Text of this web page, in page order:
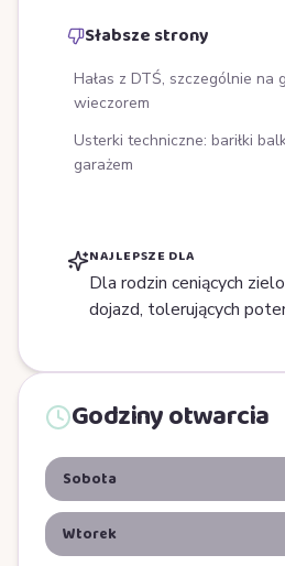
Słabsze strony
Hałas z DTŚ, szczególnie na
wieczorem
Usterki techniczne: bariłki
garażem
NAJLEPSZE DLA
Dla rodzin ceniących
dojazd, tolerujących
Godziny otwarcia
Sobota
Wtorek